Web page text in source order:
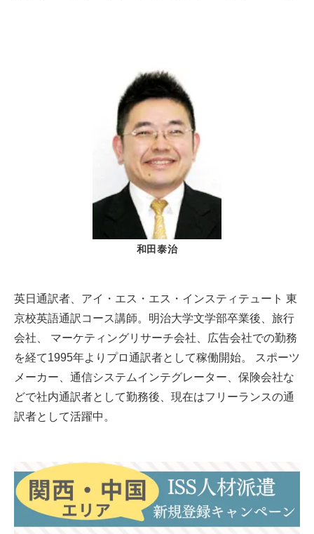
和田泰治
英日通訳者、アイ・エス・エス・インスティテュート 東
京校英語通訳コース講師。明治大学文学部卒業後、旅行
会社、 マーケティングリサーチ会社、広告会社での勤務
を経て1995年よりプロ通訳者として稼働開始。 スポーツ
メーカー、通信システムインテグレーター、保険会社な
どで社内通訳者として勤務後、現在はフリーランスの通
訳者として活躍中。